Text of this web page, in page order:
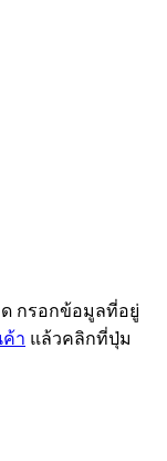
ด กรอกข้อมูลที่อยู่
ค้า แล้วคลิกที่ปุ่ม